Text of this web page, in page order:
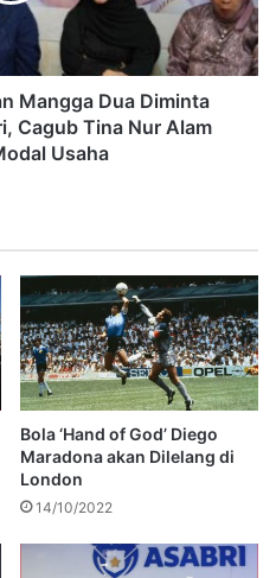
Mangga Dua Diminta
Cagub Tina Nur Alam
Usaha
Bola ‘Hand of God’ Diego
Maradona akan Dilelang di
London
14/10/2022